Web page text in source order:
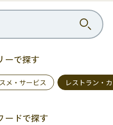
ーで探す
メ・サービス レストラン・
ードで探す